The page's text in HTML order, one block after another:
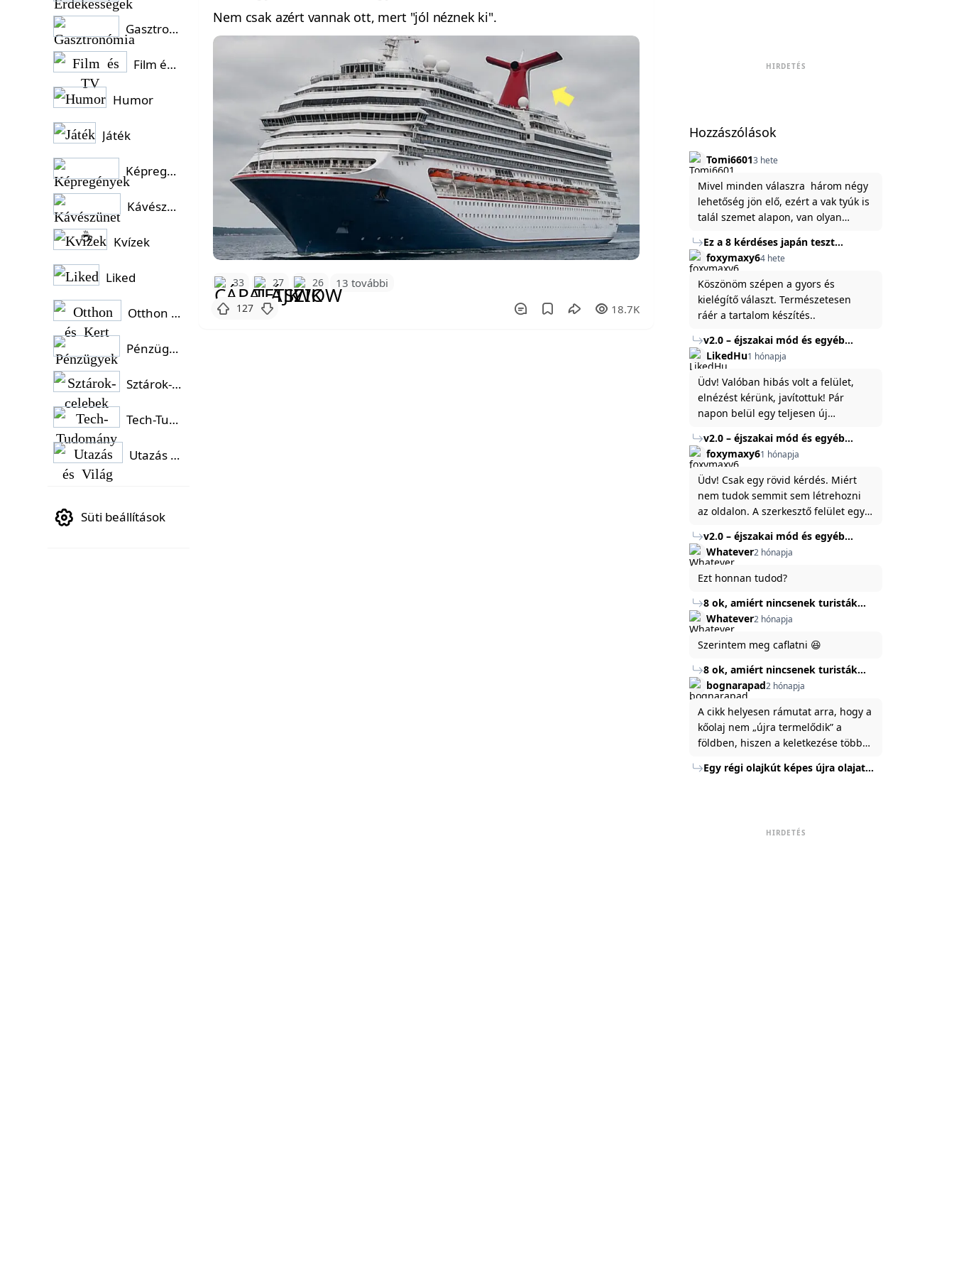
Nem csak azért vannak ott, mert "jól néznek ki".
33 27 26 13 további
127 18.7K
HIRDETÉS
Hozzászólások
Tomi66013 hete
Mivel minden válaszra három négy
lehetőség jön elő, ezért a vak tyúk is
talál szemet alapon, van olyan
Ez a 8 kérdéses japán teszt
hibátlanul feltárja az igazságot
rólad
foxymaxy64 hete
Köszönöm szépen a gyors és
kielégítő választ. Természetesen
ráér a tartalom készítés..
v2.0 – éjszakai mód és egyéb
fejlesztések
LikedHu1 hónapja
Üdv! Valóban hibás volt a felület,
elnézést kérünk, javítottuk! Pár
napon belül egy teljesen új
weboldal legújabb, 3.0-ás verzióját,
és vélhetően ez zavart be kicsit.Egy
baráti megjegyzés: ha nem fontos
és tud várni néhány napot a
tartalom, amit készíteni
szeretnél, inkább várj néhány napot,
mert ég és föld lesz a különbség a
jelenlegi rendszer és az új között -
legfőképpen egyébként épp
tartalomkészítési szempontból! :)
v2.0 – éjszakai mód és egyéb
fejlesztések
foxymaxy61 hónapja
Üdv! Csak egy rövid kérdés. Miért
nem tudok semmit sem létrehozni
az oldalon. A szerkesztő felület egy
Köszönöm ha válaszoltok.
v2.0 – éjszakai mód és egyéb
fejlesztések
Whatever2 hónapja
Ezt honnan tudod?
8 ok, amiért nincsenek turisták
Törökország Fekete-tenger felőli
partján
Whatever2 hónapja
Szerintem meg caflatni 😆
8 ok, amiért nincsenek turisták
Törökország Fekete-tenger felőli
partján
bognarapad2 hónapja
A cikk helyesen rámutat arra, hogy a
kőolaj nem „újra termelődik” a
földben, hiszen a keletkezése több
Energiaügyi Minisztériuma szerint a
nyomáskülönbség kiegyenlítődik,
Egy régi olajkút képes újra olajat
HIRDETÉS
Gasztronómia
Film és TV
Humor
Játék
Képregények
Kávészünet ☕
Kvízek
Liked
Otthon és Kert
Pénzügyek
Sztárok-celebek
Tech-Tudomány
Utazás és Világ
Süti beállítások